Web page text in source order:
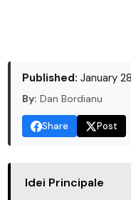
Published: January
By: Dan Bordianu
Share Post
Idei Principale